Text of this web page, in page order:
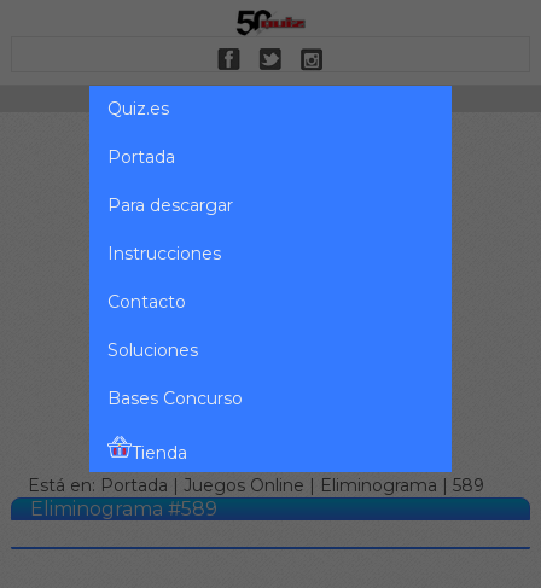
Quiz.es
Portada
Para descargar
Instrucciones
Contacto
Soluciones
Bases Concurso
Tienda
Está en: Portada | Juegos Online | Eliminograma | 589
Eliminograma #589